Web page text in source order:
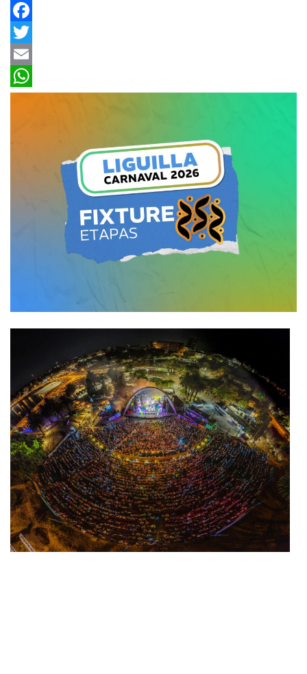
Facebook
Twitter
Email
WhatsApp